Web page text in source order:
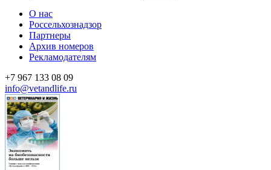
О нас
Россельхознадзор
Партнеры
Архив номеров
Рекламодателям
+7 967 133 08 09
info@vetandlife.ru